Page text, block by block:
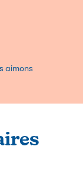
aimons